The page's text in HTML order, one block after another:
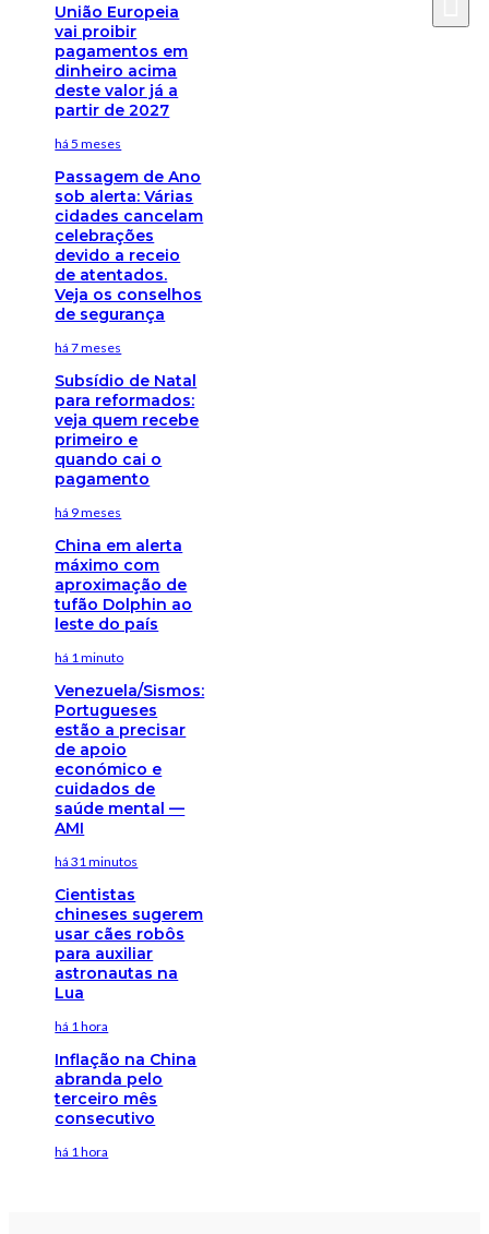
União Europeia
vai proibir
pagamentos em
dinheiro acima
deste valor já a
partir de 2027
há 5 meses
Passagem de Ano
sob alerta: Várias
cidades cancelam
celebrações
devido a receio
de atentados.
Veja os conselhos
de segurança
há 7 meses
Subsídio de Natal
para reformados:
veja quem recebe
primeiro e
quando cai o
pagamento
há 9 meses
China em alerta
máximo com
aproximação de
tufão Dolphin ao
leste do país
há 1 minuto
Venezuela/Sismos:
Portugueses
estão a precisar
de apoio
económico e
cuidados de
saúde mental —
AMI
há 31 minutos
Cientistas
chineses sugerem
usar cães robôs
para auxiliar
astronautas na
Lua
há 1 hora
Inflação na China
abranda pelo
terceiro mês
consecutivo
há 1 hora